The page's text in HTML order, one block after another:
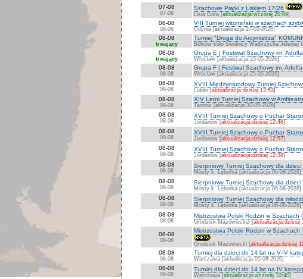
07-08
07-08
Szachowe Piątki z Liskiem 17/26
Lisia Góra [aktualizacja:wczoraj 20:09]
08-08
08-08
VIII Turniej witomiński w szachach
Gdynia [aktualizacja:27-02-2026]
08-08
trwający
Turniej "Droga do Arcymistrza"
Bolków koło Świdnicy Wałbrzycha Jeleniej
08-08
trwający
Grupa E | Festiwal Szachowy im.
Wrocław [aktualizacja:25-05-2026]
08-08
08-08
Grupa F | Festiwal Szachowy im.
Wrocław [aktualizacja:25-05-2026]
08-08
08-08
XVIII Międzynarodowy Turniej
Lublin [aktualizacja:dzisiaj 12:53]
08-08
08-08
XIV Letni Turniej Szachowy w
Tarnów [aktualizacja:30-05-2026]
08-08
08-08
XVIII Turniej Szachowy o Puchar
Jordanów [aktualizacja:dzisiaj 12:48]
08-08
08-08
XVIII Turniej Szachowy o Puchar
Jordanów [aktualizacja:dzisiaj 12:57]
08-08
08-08
XVIII Turniej Szachowy o Puchar
Jordanów [aktualizacja:dzisiaj 12:38]
08-08
08-08
Sierpniowy Turniej Szachowy dla dzieci
Mosty k. Lęborka [aktualizacja:06-08-2026]
08-08
08-08
Sierpniowy Turniej Szachowy dla dzieci
Mosty k. Lęborka [aktualizacja:06-08-2026]
08-08
08-08
Sierpniowy Turniej Szachowy dla
Mosty k. Lęborka [aktualizacja:06-08-2026]
08-08
08-08
Mistrzostwa Polski Rodzin w Szachach
Grodzisk Mazowieckiz [aktualizacja:dzisiaj
08-08
08-08
Mistrzostwa Polski Rodzin w
Grodzisk Mazowiecki [aktualizacja:dzisiaj
08-08
08-08
Turniej dla dzieci do 14 lat na V-IV
Warszawa [aktualizacja:05-08-2026]
08-08
08-08
Turniej dla dzieci do 14 lat na IV
Warszawa [aktualizacja:wczoraj 10:40]